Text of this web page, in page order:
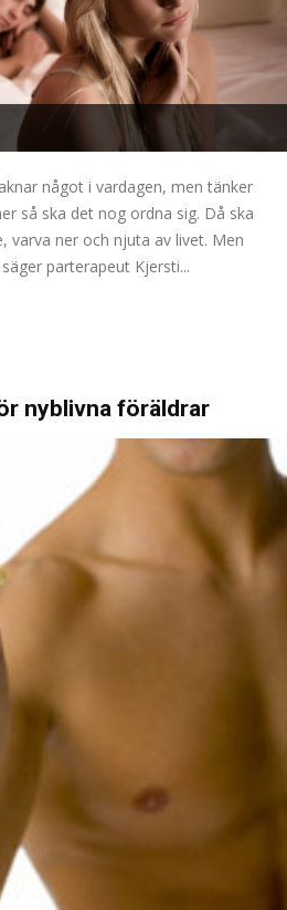
något i vardagen, men tänker
så ska det nog ordna sig. Då ska
varva ner och njuta av livet. Men
parterapeut Kjersti...
nyblivna föräldrar